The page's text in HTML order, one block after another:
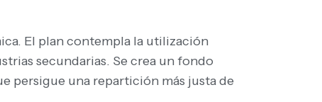
El plan contempla la utilización
secundarias. Se crea un fondo
persigue una repartición más justa de